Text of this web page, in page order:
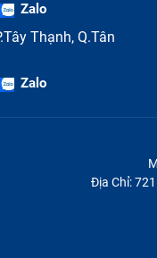
Zalo
Thạnh, Q.Tân
Zalo
Địa Chỉ: